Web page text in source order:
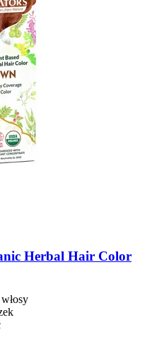
Herbal Hair Color